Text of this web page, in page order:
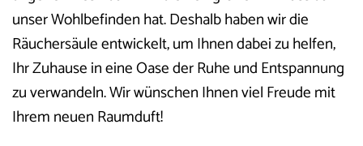
unser Wohlbefinden hat. Deshalb haben wir die
Räuchersäule entwickelt, um Ihnen dabei zu helfen,
Ihr Zuhause in eine Oase der Ruhe und Entspannung
zu verwandeln. Wir wünschen Ihnen viel Freude mit
Ihrem neuen Raumduft!